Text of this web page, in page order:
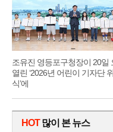
조유진 영등포구청장이 20일
열린 ‘2026년 어린이 기자단
식’에
HOT많이 본 뉴스